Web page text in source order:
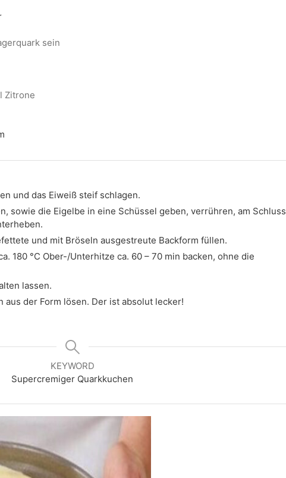
sein
Zitrone
und das Eiweiß steif schlagen.
sowie die Eigelbe in eine Schüssel geben, verrühren, am Schluss
und mit Bröseln ausgestreute Backform füllen.
180 °C Ober-/Unterhitze ca. 60 – 70 min backen, ohne die
lassen.
aus der Form lösen. Der ist absolut lecker!
KEYWORD
Supercremiger Quarkkuchen